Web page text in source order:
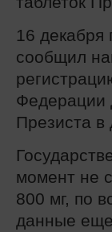
16 декабря
сообщил
Федерации
Презиста в
момент не
800 мг, по
данные